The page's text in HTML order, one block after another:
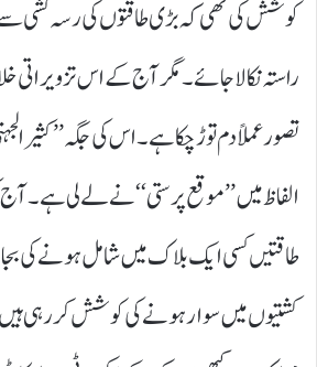
کوشش کی تھی کہ بڑی طاقتوں کی رسہ کشی
راستہ نکالا جائے۔ مگر آج کے اس تزویراتی
تصور عملاً دم توڑ چکا ہے۔ اس کی جگہ ’’کثیر
الفاظ میں ’’موقع پرستی‘‘ نے لے لی ہے۔ آج
طاقتیں کسی ایک بلاک میں شامل ہونے کی
کشتیوں میں سوار ہونے کی کوشش کر رہی